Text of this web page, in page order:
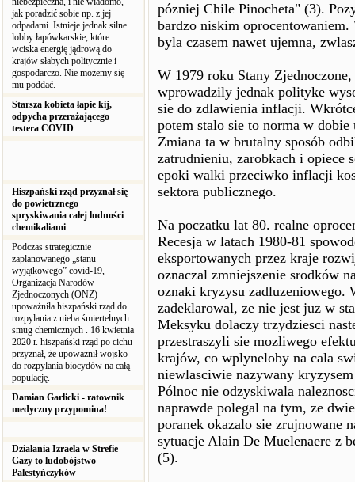
jak poradzić sobie np. z jej
odpadami. Istnieje jednak silne
lobby łapówkarskie, które
wciska energię jądrową do
krajów słabych politycznie i
gospodarczo. Nie możemy się
mu poddać.
Starsza kobieta łapie kij,
odpycha przerażającego
testera COVID
Hiszpański rząd przyznał się
do powietrznego
spryskiwania całej ludności
chemikaliami
Podczas strategicznie
zaplanowanego „stanu
wyjątkowego” covid-19,
Organizacja Narodów
Zjednoczonych (ONZ)
upoważniła hiszpański rząd do
rozpylania z nieba śmiertelnych
smug chemicznych . 16 kwietnia
2020 r. hiszpański rząd po cichu
przyznał, że upoważnił wojsko
do rozpylania biocydów na całą
populację.
Damian Garlicki - ratownik
medyczny przypomina!
Działania Izraela w Strefie
Gazy to ludobójstwo
Palestyńczyków
pózniej Chile Pinocheta" (3).
bardzo niskim
byla czasem nawet ujemna,
W 1979 roku Stany
wprowadzily jednak polityke
sie do zdlawienia inflacji.
potem stalo sie to norma w
Zmiana ta w brutalny sposób
zatrudnieniu, zarobkach i opiece
epoki walki przeciwko inflacji
sektora publicznego.
Na poczatku lat 80. realne
Recesja w latach 1980-81
eksportowanych przez kraje
oznaczal zmniejszenie srodków
oznaki kryzysu zadluzeniowego.
zadeklarowal, ze nie jest juz w
Meksyku dolaczy trzydziesci
przestraszyli sie mozliwego
krajów, co wplyneloby na cala
niewlasciwie nazywany
Pólnoc nie odzyskiwala
naprawde polegal na tym, ze
poranek okazalo sie zrujnowane
sytuacje Alain De Muelenaere z
(5).